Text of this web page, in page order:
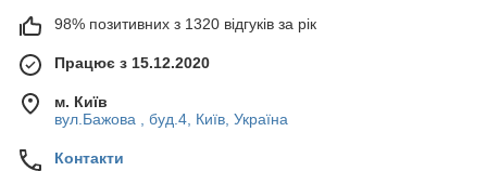
98% позитивних з 1320 відгуків за рік
Працює з 15.12.2020
м. Київ
вул.Бажова , буд.4, Київ, Україна
Контакти